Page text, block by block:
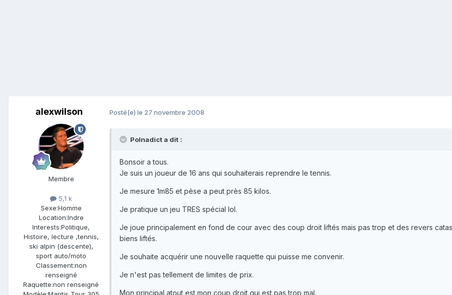
alexwilson
Membre
5,1 k
Sexe:Homme
Location:Indre
Interests:Politique,
Histoire, lecture ,tennis,
ski alpin (descente),
sport auto/moto
Classement:non
renseigné
Raquette:non renseigné
Posté(e) le 27 novembre 2008
Polnadict a dit :
Bonsoir a tous.
Je suis un joueur de 16 ans qui souhaiterais reprendre le tennis.
Je mesure 1m85 et pèse a peut près 85 kilos.
Je pratique un jeu TRES spécial lol.
Je joue principalement en fond de cour avec des coup droit liftés mais pas trop et des revers
biens liftés.
Je souhaite acquérir une nouvelle raquette qui puisse me convenir.
Je n'est pas tellement de limites de prix.
Mon principal atout est mon coup droit qui est pas trop mal.